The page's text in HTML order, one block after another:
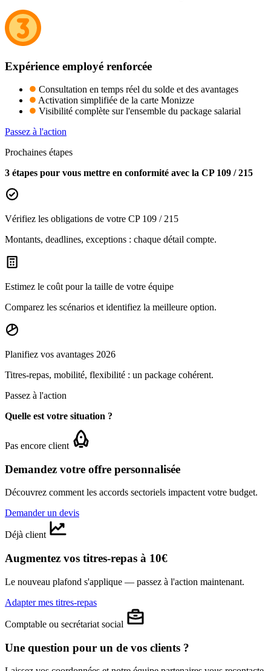
Expérience employé renforcée
Consultation en temps réel du solde et des avantages
Activation simplifiée de la carte Monizze
Visibilité complète sur l'ensemble du package salarial
Passez à l'action
Prochaines étapes
3 étapes pour vous mettre en conformité avec la CP 109 / 215
Vérifiez les obligations de votre CP 109 / 215
Montants, deadlines, exceptions : chaque détail compte.
Estimez le coût pour la taille de votre équipe
Comparez les scénarios et identifiez la meilleure option.
Planifiez vos avantages 2026
Titres-repas, mobilité, flexibilité : un package cohérent.
Passez à l'action
Quelle est votre situation ?
Pas encore client
Demandez votre offre personnalisée
Découvrez comment les accords sectoriels impactent votre budget.
Demander un devis
Déjà client
Augmentez vos titres-repas à 10€
Le nouveau plafond s'applique — passez à l'action maintenant.
Adapter mes titres-repas
Comptable ou secrétariat social
Une question pour un de vos clients ?